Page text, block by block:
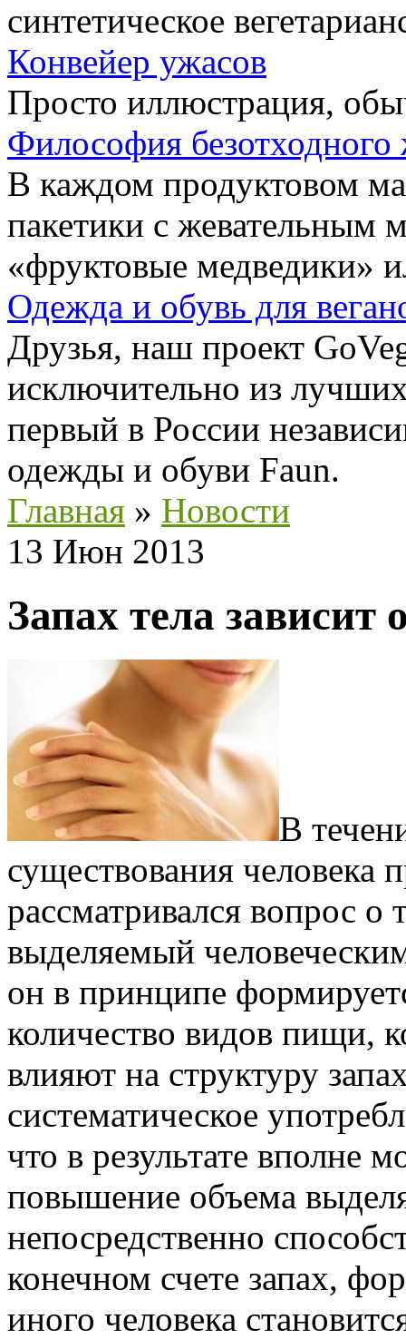
синтетическое
Конвейер ужасов
Просто иллюстрация,
Философия безотходного
В каждом продуктовом
пакетики с жевательным
«фруктовые медведики»
Одежда и обувь для
Друзья, наш проект
исключительно из
первый в России
одежды и обуви Faun.
Главная » Новости
13 Июн 2013
Запах тела зависит
В
существования человека
рассматривался вопрос о
выделяемый
он в принципе
количество видов пищи,
влияют на структуру
систематическое
что в результате вполне
повышение объема
непосредственно
конечном счете запах,
иного человека